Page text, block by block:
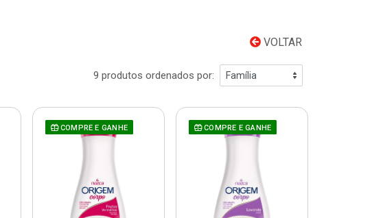
VOLTAR
9 produtos ordenados por:
COMPRE E GANHE COMPRE E GANHE